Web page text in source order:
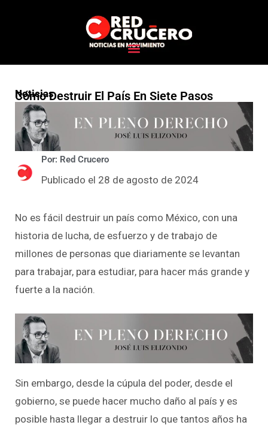
Noticias
Cómo Destruir El País En Siete Pasos
Por: Red Crucero
Publicado el 28 de agosto de 2024
No es fácil destruir un país como México, con una
historia de lucha, de esfuerzo y de trabajo de
millones de personas que diariamente se levantan
para trabajar, para estudiar, para hacer más grande y
fuerte a la nación.
Sin embargo, desde la cúpula del poder, desde el
gobierno, se puede hacer mucho daño al país y es
posible hasta llegar a destruir lo que tantos años ha